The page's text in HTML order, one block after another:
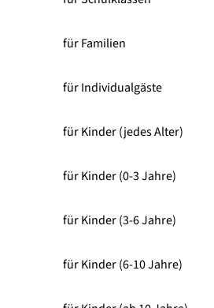
für Familien
für Individualgäste
für Kinder (jedes Alter)
für Kinder (0-3 Jahre)
für Kinder (3-6 Jahre)
für Kinder (6-10 Jahre)